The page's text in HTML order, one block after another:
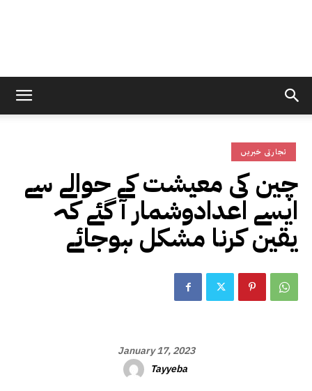
تجارتی خبریں
چین کی معیشت کے حوالے سے
ایسے اعدادوشمار آ گئے کہ
یقین کرنا مشکل ہوجائے
January 17, 2023
Tayyeba